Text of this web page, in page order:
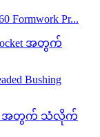
Formwork Pr...
Bushing